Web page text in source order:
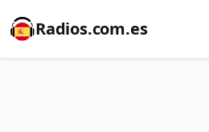
Radios.com.es